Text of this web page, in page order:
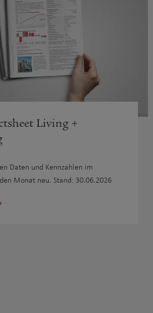
Living +
Daten und Kennzahlen im
Monat neu. Stand: 30.06.2026